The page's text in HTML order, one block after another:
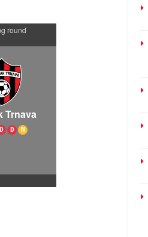
round
Trnava
D D N